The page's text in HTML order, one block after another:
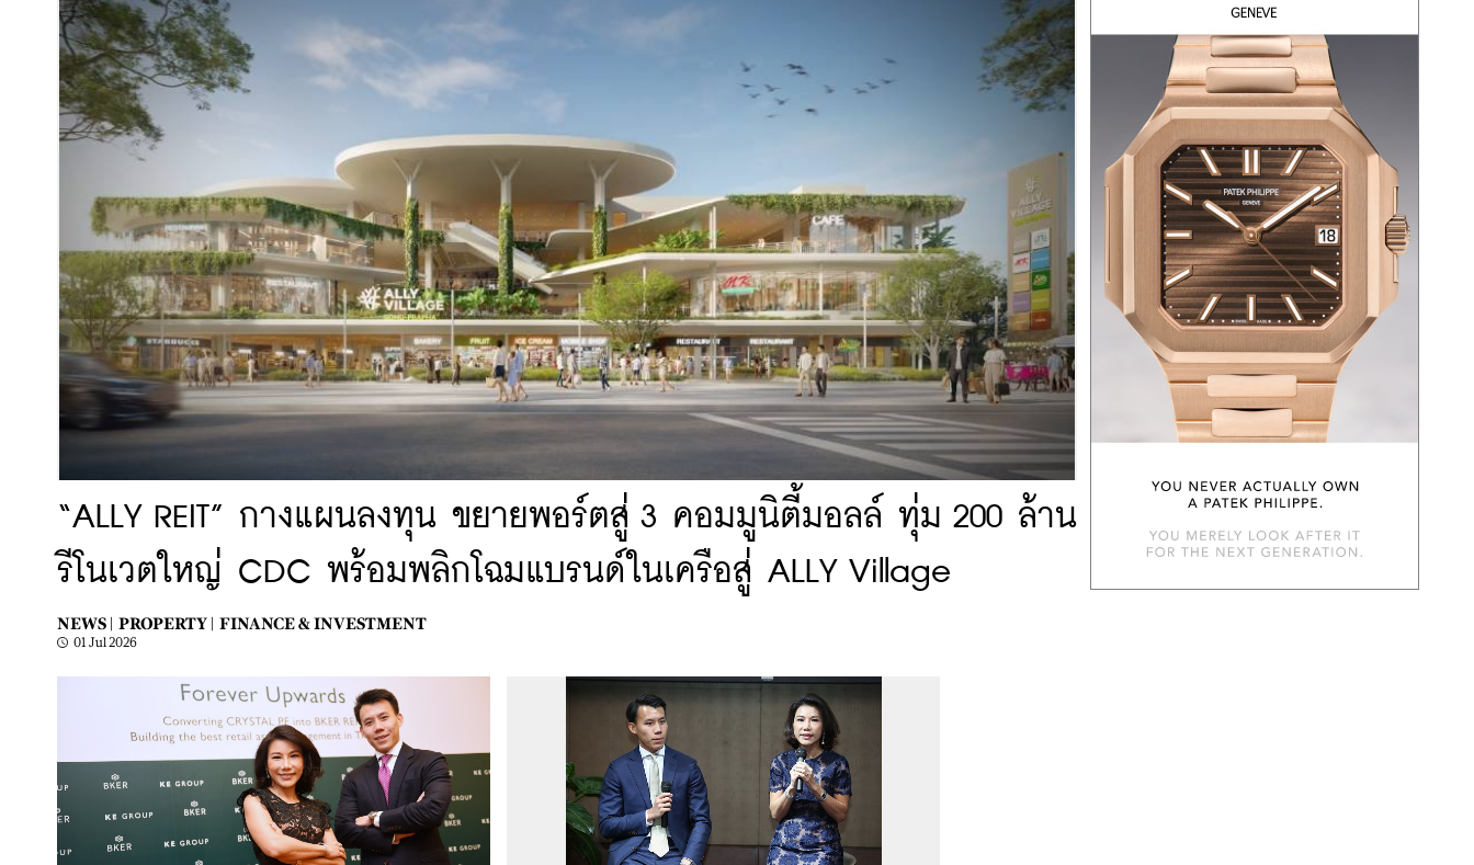
“ALLY REIT” กางแผนลงทุน ขยายพอร์ตสู่ 3 คอมมูนิตี้มอลล์ ทุ่ม 200 ล้าน
รีโนเวตใหญ่ CDC พร้อมพลิกโฉมแบรนด์ในเครือสู่ ALLY Village
NEWS | PROPERTY | FINANCE & INVESTMENT
01 Jul 2026